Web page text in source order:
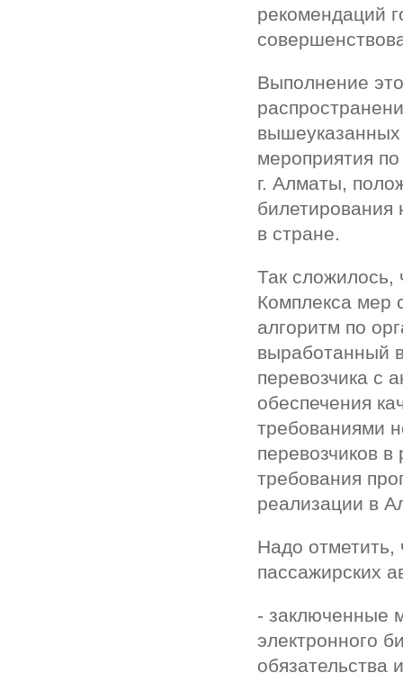
рекомендаций
Выполнение
мероприятия
г. Алматы,
билетирования
в стране.
Так сложилось,
Комплекса мер
алгоритм по
выработанный
перевозчика с
обеспечения
требованиями
перевозчиков
требования
реализации в
Надо отметить,
пассажирских
- заключенные
электронного
обязательства